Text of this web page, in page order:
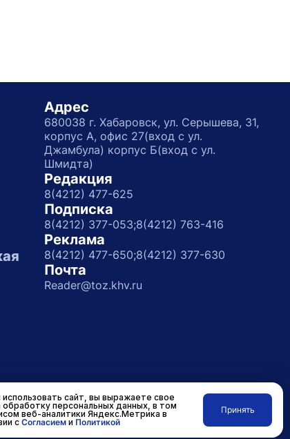
Адрес
680038 г. Хабаровск, ул. Серышева, 31,
корпус А, офис 27(вход с ул.
Джамбула) корпус Б(вход с ул.
Шмидта)
Редакция
8(4212) 477-625
Подписка
8(4212) 377-053;8(4212) 763-416
Реклама
8(4212) 477-650;8(4212) 377-630
Почта
Reader@toz.khv.ru
Разработано вRASA
сайт, вы выражаете свое
обработку персональных данных, в том
веб-аналитики Яндекс.Метрика в
сСогласиеми Политикой
Принять